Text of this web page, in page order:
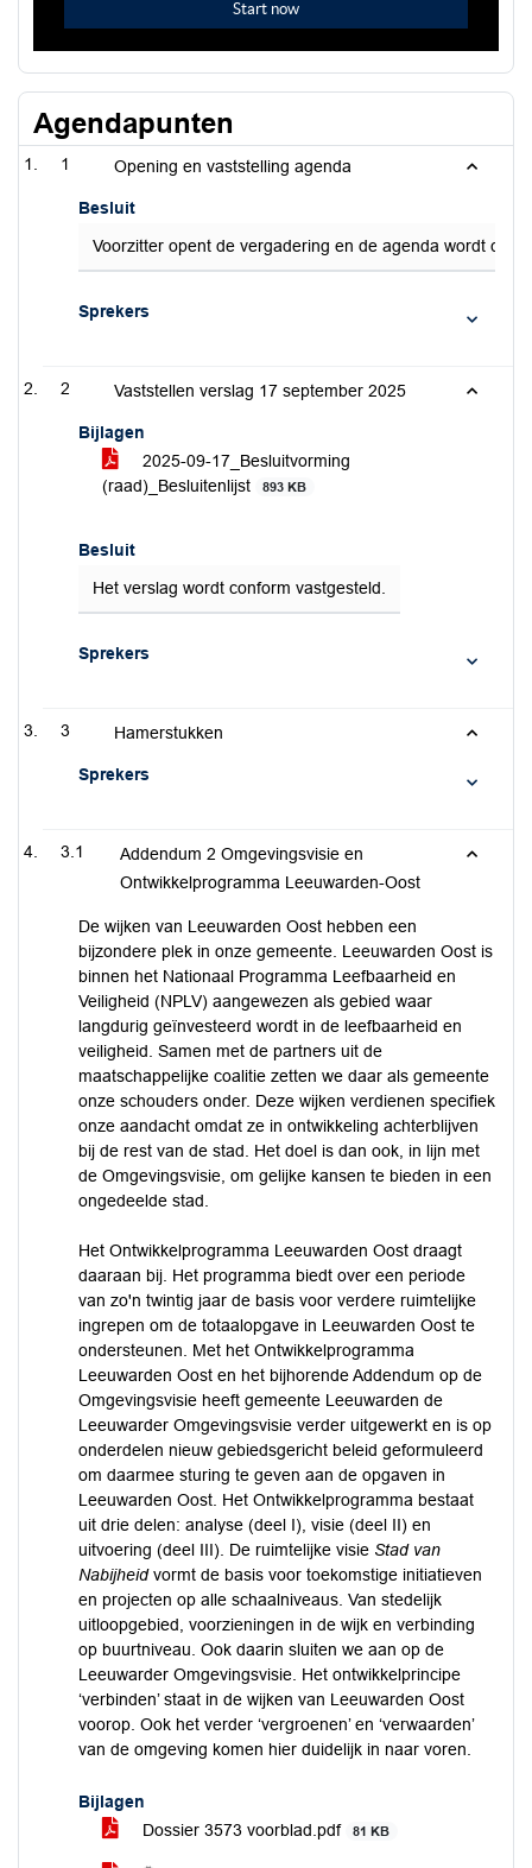
Agendapunten
1 Opening en vaststelling agenda
Besluit
Voorzitter opent de vergadering en de agenda wordt
Sprekers
2 Vaststellen verslag 17 september 2025
Bijlagen
2025-09-17_Besluitvorming
(raad)_Besluitenlijst
893 KB
Besluit
Het verslag wordt conform vastgesteld.
Sprekers
3 Hamerstukken
Sprekers
3.1
Addendum 2 Omgevingsvisie en
Ontwikkelprogramma Leeuwarden-Oost
De wijken van Leeuwarden Oost hebben een
bijzondere plek in onze gemeente. Leeuwarden Oost is
binnen het Nationaal Programma Leefbaarheid en
Veiligheid (NPLV) aangewezen als gebied waar
langdurig geïnvesteerd wordt in de leefbaarheid en
veiligheid. Samen met de partners uit de
maatschappelijke coalitie zetten we daar als gemeente
onze schouders onder. Deze wijken verdienen specifiek
onze aandacht omdat ze in ontwikkeling achterblijven
bij de rest van de stad. Het doel is dan ook, in lijn met
de Omgevingsvisie, om gelijke kansen te bieden in een
ongedeelde stad.
Het Ontwikkelprogramma Leeuwarden Oost draagt
daaraan bij. Het programma biedt over een periode
van zo'n twintig jaar de basis voor verdere ruimtelijke
ingrepen om de totaalopgave in Leeuwarden Oost te
ondersteunen. Met het Ontwikkelprogramma
Leeuwarden Oost en het bijhorende Addendum op de
Omgevingsvisie heeft gemeente Leeuwarden de
Leeuwarder Omgevingsvisie verder uitgewerkt en is op
onderdelen nieuw gebiedsgericht beleid geformuleerd
om daarmee sturing te geven aan de opgaven in
Leeuwarden Oost. Het Ontwikkelprogramma bestaat
uit drie delen: analyse (deel I), visie (deel II) en
uitvoering (deel III). De ruimtelijke visie Stad van
Nabijheidvormt de basis voor toekomstige initiatieven
en projecten op alle schaalniveaus. Van stedelijk
uitloopgebied, voorzieningen in de wijk en verbinding
op buurtniveau. Ook daarin sluiten we aan op de
Leeuwarder Omgevingsvisie. Het ontwikkelprincipe
‘verbinden’ staat in de wijken van Leeuwarden Oost
voorop. Ook het verder ‘vergroenen’ en ‘verwaarden’
van de omgeving komen hier duidelijk in naar voren.
Bijlagen
Dossier 3573 voorblad.pdf
81 KB